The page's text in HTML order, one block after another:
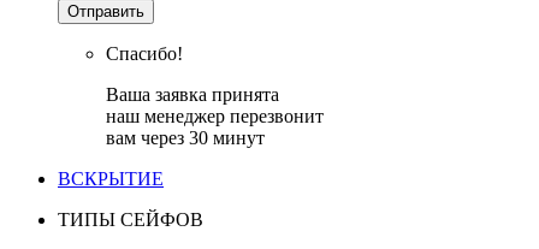
Отправить
Спасибо!
Ваша заявка принята
наш менеджер перезвонит
вам через 30 минут
ВСКРЫТИЕ
ТИПЫ СЕЙФОВ